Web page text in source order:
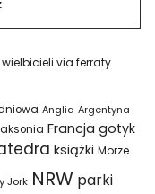
via ferraty
Anglia Argentyna
Francja gotyk
książki Morze
Jork NRW parki